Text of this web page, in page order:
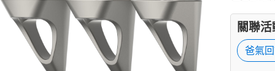
關聯
爸氣